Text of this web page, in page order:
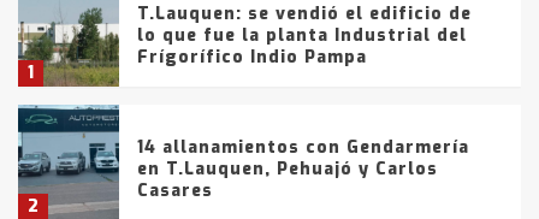
1
T.Lauquen: se vendió el edificio de
lo que fue la planta Industrial del
Frígorífico Indio Pampa
2
14 allanamientos con Gendarmería
en T.Lauquen, Pehuajó y Carlos
Casares